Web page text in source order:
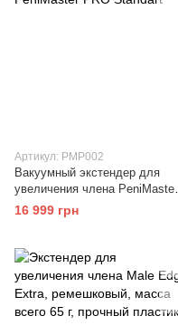
Артикул: PMP002
Вакуумный экстендер для
увеличения члена PeniMaster
PRO Standart
16 999 грн